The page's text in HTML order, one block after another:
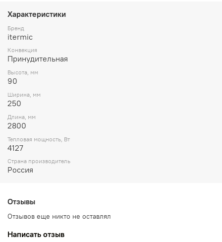
Характеристики
Бренд
itermic
Конвекция
Принудительная
Высота, мм
90
Ширина, мм
250
Длина, мм
2800
Тепловая мощность, Вт
4127
Страна производитель
Россия
Отзывы
Отзывов еще никто не оставлял
Написать отзыв